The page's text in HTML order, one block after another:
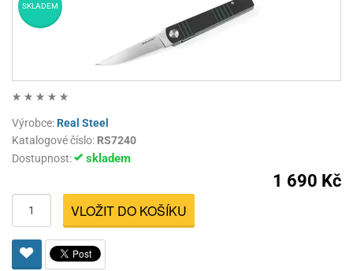
PŘÍSLUŠENSTVÍ
SKLADEM
Výrobce:Real Steel
Katalogové číslo: RS7240
Dostupnost:
skladem
1 690 Kč
VLOŽIT DO KOŠÍKU